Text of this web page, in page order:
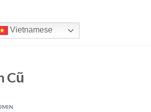
Vietnamese
Cũ